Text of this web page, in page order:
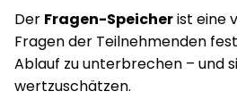
Der Fragen-Speicherist eine
Fragen der Teilnehmenden
Ablauf zu unterbrechen – und
wertzuschätzen.